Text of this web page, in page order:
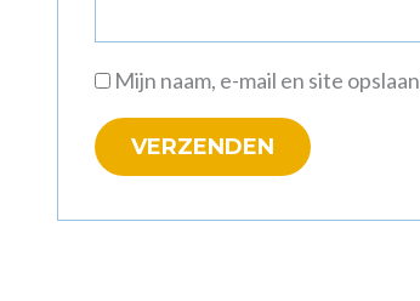
Mijn naam, e-mail en site